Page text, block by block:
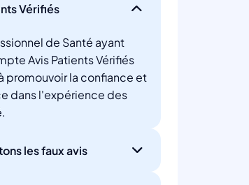
Vérifiés
de Santé ayant
Avis Patients Vérifiés
promouvoir la confiance et
dans l'expérience des
les faux avis